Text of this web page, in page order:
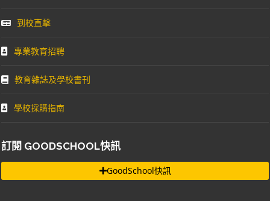
專業教育招聘
教育雜誌及學校書刊
學校採購指南
GoodSchool快訊